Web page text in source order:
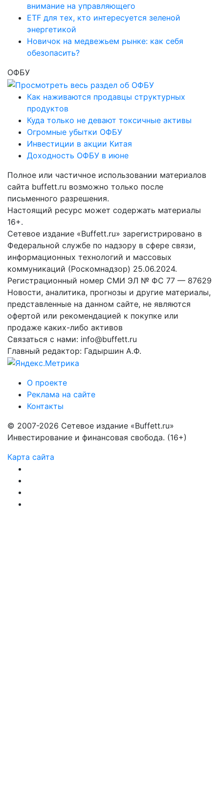
внимание на управляющего
ETF для тех, кто интересуется зеленой
энергетикой
Новичок на медвежьем рынке: как себя
обезопасить?
ОФБУ
Как наживаются продавцы структурных
продуктов
Куда только не девают токсичные активы
Огромные убытки ОФБУ
Инвестиции в акции Китая
Доходность ОФБУ в июне
Полное или частичное использовании материалов
сайта buffett.ru возможно только после
письменного разрешения.
Настоящий ресурс может содержать материалы
16+.
Сетевое издание «Buffett.ru» зарегистрировано в
Федеральной службе по надзору в сфере связи,
информационных технологий и массовых
коммуникаций (Роскомнадзор) 25.06.2024.
Регистрационный номер СМИ ЭЛ № ФС 77 — 87629
Новости, аналитика, прогнозы и другие материалы,
представленные на данном сайте, не являются
офертой или рекомендацией к покупке или
продаже каких-либо активов
Связаться с нами: info@buffett.ru
Главный редактор: Гадыршин А.Ф.
О проекте
Реклама на сайте
Контакты
© 2007-2026 Сетевое издание «Buffett.ru»
Инвестирование и финансовая свобода. (16+)
Карта сайта